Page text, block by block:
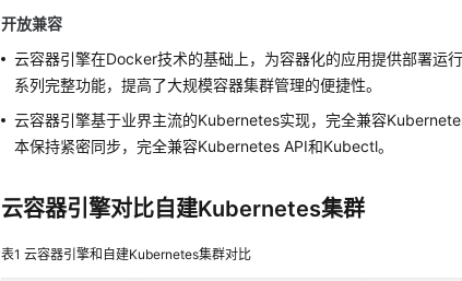
开放兼容
云容器引擎在Docker技术的基础上，为容器化的应用提供部署运
系列完整功能，提高了大规模容器集群管理的便捷性。
云容器引擎基于业界主流的Kubernetes实现，完全兼容
本保持紧密同步，完全兼容Kubernetes API和Kubectl。
云容器引擎对比自建Kubernetes集群
表1云容器引擎和自建Kubernetes集群对比